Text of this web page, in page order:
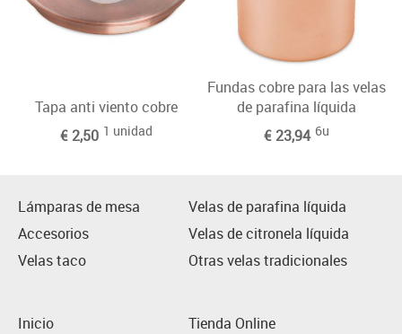
Tapa anti viento cobre
€ 2,50 1 unidad
Fundas cobre para las velas
de parafina líquida
€ 23,94 6u
Lámparas de mesa
Velas de parafina líquida
Accesorios
Velas de citronela líquida
Velas taco
Otras velas tradicionales
Inicio
Tienda Online